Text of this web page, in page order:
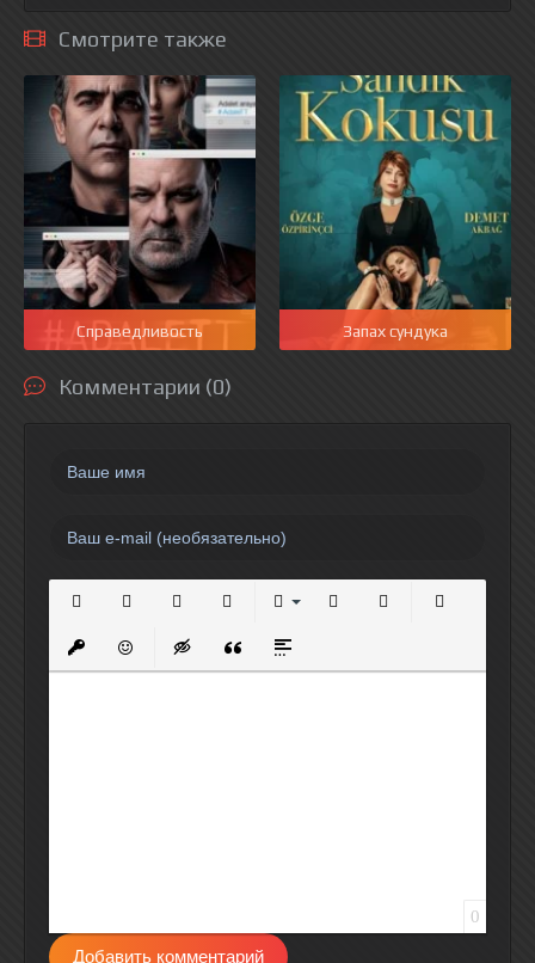
Смотрите также
Справедливость Запах сундука
Комментарии (0)
Вставить защищенную ссылку
Вставить смайлик
Вставка скрытого текста
Вставка цитаты
Вставка спойлера
0
Добавить комментарий